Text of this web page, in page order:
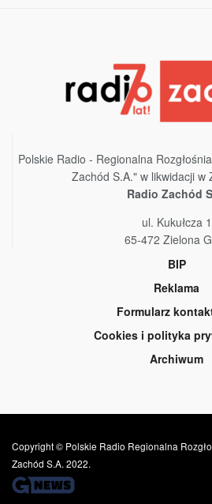
Polskie Radio - Regionalna
Zachód S.A." w likwidacji w
Radio Zachód
ul. Kukułcza 1
65-472 Zielona
BIP
Reklama
Formularz
Cookies i polityka
Archiwum
Copyright © Polskie Radio Regionalna
Zachód S.A. 2022.